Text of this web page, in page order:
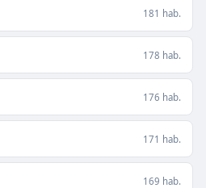
181 hab.
178 hab.
176 hab.
171 hab.
169 hab.